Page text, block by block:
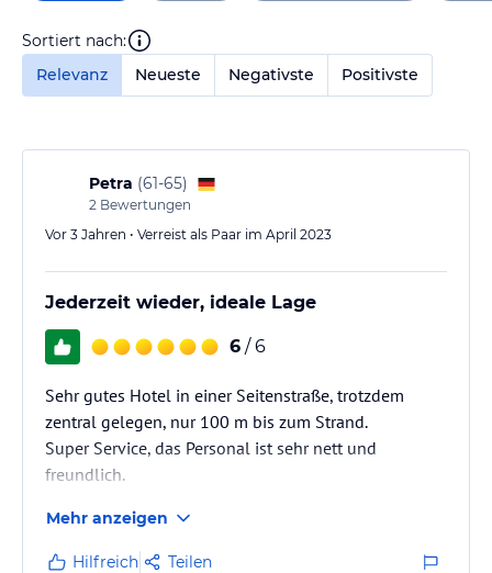
Sortiert nach:
Relevanz
Neueste Negativste Positivste
Petra (61-65)
2 Bewertungen
Vor 3 Jahren • Verreist als Paar im April 2023
Jederzeit wieder, ideale Lage
6 / 6
Sehr gutes Hotel in einer Seitenstraße, trotzdem
zentral gelegen, nur 100 m bis zum Strand.
Super Service, das Personal ist sehr nett und
freundlich.
haben auch schon den nächsten Urlaub gebucht.
immer wieder gerne. Wir können das Hotel bestens
Mehr anzeigen
Hilfreich Teilen